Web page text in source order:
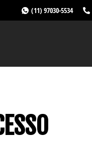
(11) 97030-5534